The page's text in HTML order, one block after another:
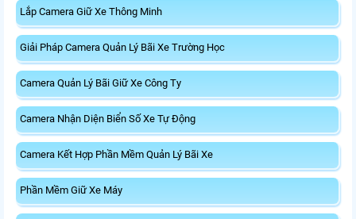
Lắp Camera Giữ Xe Thông Minh
Giải Pháp Camera Quản Lý Bãi Xe Trường Học
Camera Quản Lý Bãi Giữ Xe Công Ty
Camera Nhận Diện Biển Số Xe Tự Động
Camera Kết Hợp Phần Mềm Quản Lý Bãi Xe
Phần Mềm Giữ Xe Máy